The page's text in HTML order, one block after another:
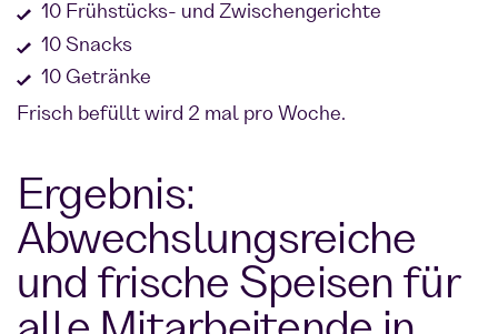
10 Frühstücks- und Zwischengerichte
10 Snacks
10 Getränke
Frisch befüllt wird 2 mal pro Woche.
Ergebnis:
Abwechslungsreiche
und frische Speisen für